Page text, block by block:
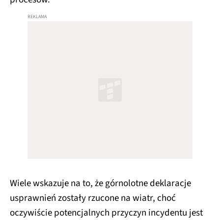
Wiele wskazuje na to, że górnolotne deklaracje
usprawnień zostały rzucone na wiatr, choć
oczywiście potencjalnych przyczyn incydentu jest